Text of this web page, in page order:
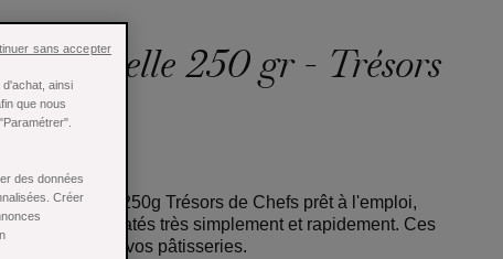
dentelle 250 gr - Trésors
dentelle 250g Trésors de Chefs prêt à l'emploi,
chocolatés très simplement et rapidement. Ces
croustillante à vos pâtisseries.
ainsi
que nous
des données
Créer
sans accepter